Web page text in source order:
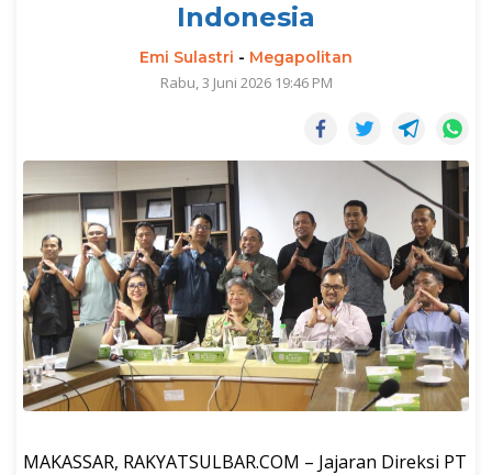
Indonesia
Emi Sulastri - Megapolitan
Rabu, 3 Juni 2026 19:46 PM
MAKASSAR, RAKYATSULBAR.COM – Jajaran Direksi PT